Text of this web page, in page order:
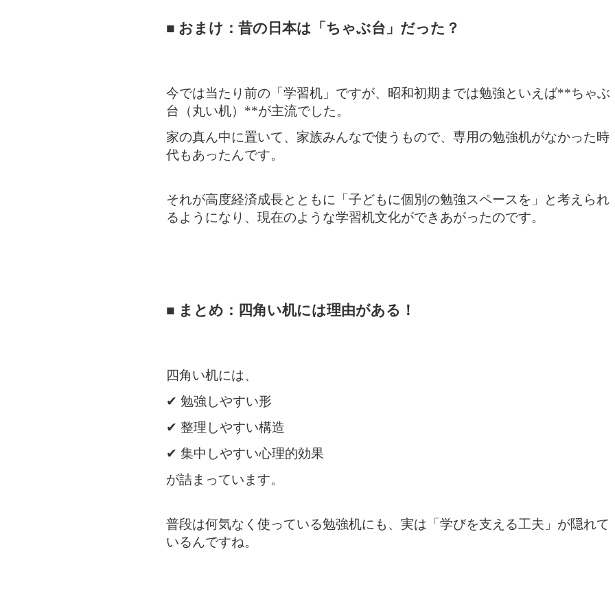
■ おまけ：昔の日本は「ちゃぶ台」だった？
今では当たり前の「学習机」ですが、昭和初期までは勉強といえば**ちゃぶ
台（丸い机）**が主流でした。
家の真ん中に置いて、家族みんなで使うもので、専用の勉強机がなかった時
代もあったんです。
それが高度経済成長とともに「子どもに個別の勉強スペースを」と考えられ
るようになり、現在のような学習机文化ができあがったのです。
■ まとめ：四角い机には理由がある！
四角い机には、
✔ 勉強しやすい形
✔ 整理しやすい構造
✔ 集中しやすい心理的効果
が詰まっています。
普段は何気なく使っている勉強机にも、実は「学びを支える工夫」が隠れて
いるんですね。